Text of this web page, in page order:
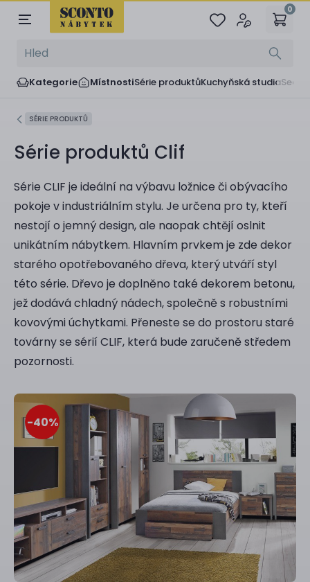
0
Kategorie MístnostiSérie produktůKuchyňská studia
SÉRIE PRODUKTŮ
Série produktů Clif
Série CLIF je ideální na výbavu ložnice či obývacího
pokoje v industriálním stylu. Je určena pro ty, kteří
nestojí o jemný design, ale naopak chtějí oslnit
unikátním nábytkem. Hlavním prvkem je zde dekor
starého opotřebovaného dřeva, který utváří styl
této série. Dřevo je doplněno také dekorem betonu,
jež dodává chladný nádech, společně s robustními
kovovými úchytkami. Přeneste se do prostoru staré
továrny se sérií CLIF, která bude zaručeně středem
pozornosti.
-40%